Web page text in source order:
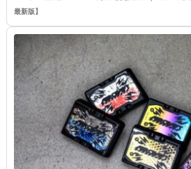
最新版】